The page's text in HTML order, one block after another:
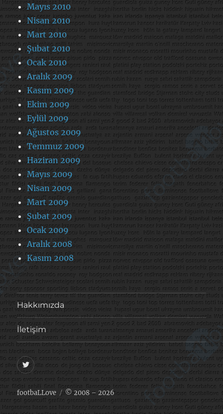
Mayıs 2010
Nisan 2010
Mart 2010
Şubat 2010
Ocak 2010
Aralık 2009
Kasım 2009
Ekim 2009
Eylül 2009
Ağustos 2009
Temmuz 2009
Haziran 2009
Mayıs 2009
Nisan 2009
Mart 2009
Şubat 2009
Ocak 2009
Aralık 2008
Kasım 2008
Hakkımızda
İletişim
@footballove
footbaLLove © 2008 – 2026